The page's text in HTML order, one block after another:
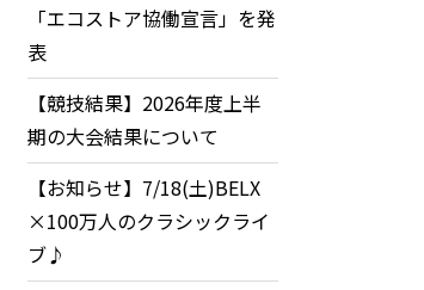
「エコストア協働宣言」を発
表
【競技結果】2026年度上半
期の大会結果について
【お知らせ】7/18(土)BELX
×100万人のクラシックライ
ブ♪